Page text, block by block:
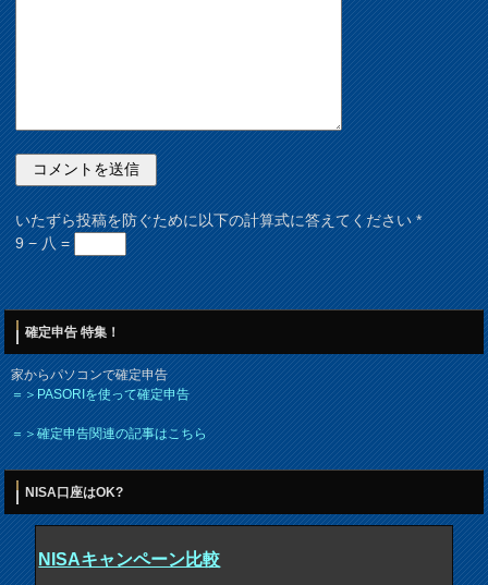
いたずら投稿を防ぐために以下の計算式に答えてください*
9 − 八 =
確定申告 特集！
家からパソコンで確定申告
＝＞PASORIを使って確定申告
＝＞確定申告関連の記事はこちら
NISA口座はOK?
NISAキャンペーン比較